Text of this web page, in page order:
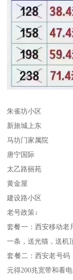
朱雀坊小区
新旅城上东
马坊门家属院
唐宁国际
太乙路丽苑
黄金屋
建设路小区
老号政策↓
套餐一：西安移动老
一条，送光猫，送机
套餐二：西安老号码
元得200兆宽带和看